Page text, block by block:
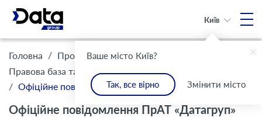
Ваше місто Київ?
Так, все вірно Змінити місто
Київ
Головна / Про Компанію /
Правова база та комплаєнс / Інформація для клієнтів
/ Офіційне повідомлення ПрАТ «Датагруп»
Офіційне повідомлення ПрАТ «Датагруп»